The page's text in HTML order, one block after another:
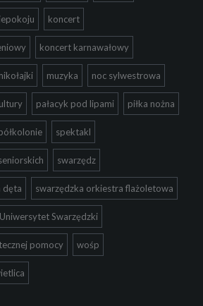
koncert
koncert karnawałowy
muzyka noc sylwestrowa
pałacyk pod lipami piłka nożna
spektakl
swarzędz
dęta swarzędzka orkiestra flażoletowa
Uniwersytet Swarzędzki
pomocy wośp